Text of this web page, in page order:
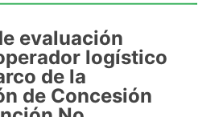
evaluación
logístico
de la
de Concesión